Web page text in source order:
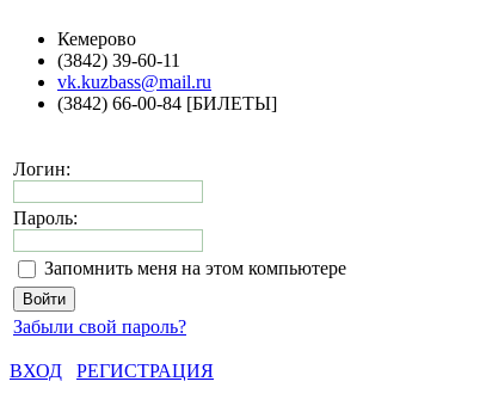
Кемерово
(3842) 39-60-11
vk.kuzbass@mail.ru
(3842) 66-00-84 [БИЛЕТЫ]
Логин:
Пароль:
Запомнить меня на этом компьютере
Забыли свой пароль?
ВХОД
РЕГИСТРАЦИЯ